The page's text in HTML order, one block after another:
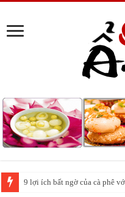
9 lợi ích bất ngờ của cà phê